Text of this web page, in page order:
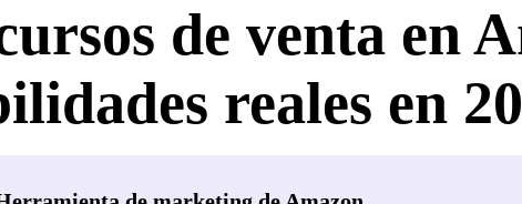
de venta en
reales en